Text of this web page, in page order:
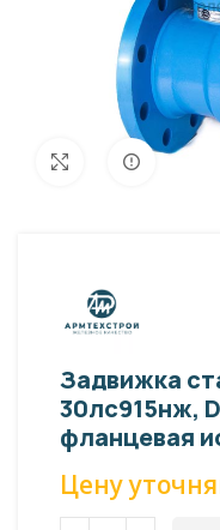
УвеличитьВнешний
от фото
Задвижка
30лс915нж,
фланцевая
Цену